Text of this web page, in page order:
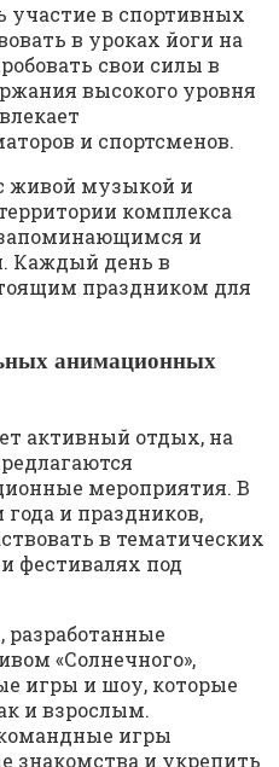
участие в спортивных
в уроках йоги на
свои силы в
высокого уровня
и спортсменов.
живой музыкой и
комплекса
и
Каждый день в
праздником для
анимационных
активный отдых, на
мероприятия. В
и праздников,
в тематических
фестивалях под
«Солнечного»,
игры и шоу, которые
и взрослым.
игры
знакомства и укрепить